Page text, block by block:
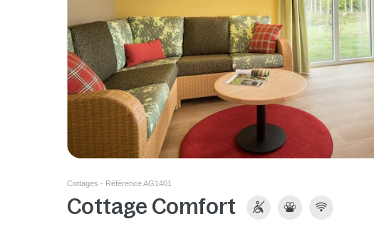
Cottages - Référence AG1401
Cottage Comfort